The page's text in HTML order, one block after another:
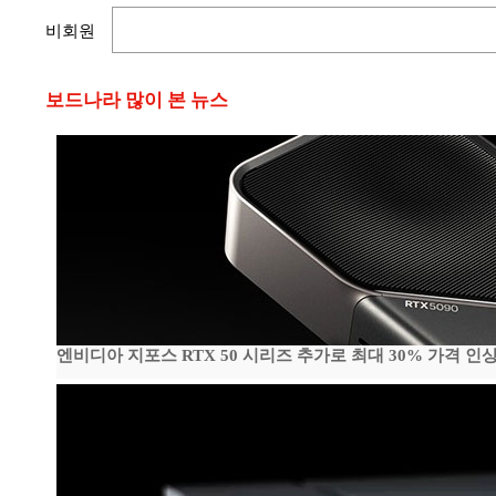
비회원
보드나라 많이 본 뉴스
엔비디아 지포스 RTX 50 시리즈 추가로 최대 30% 가격 인